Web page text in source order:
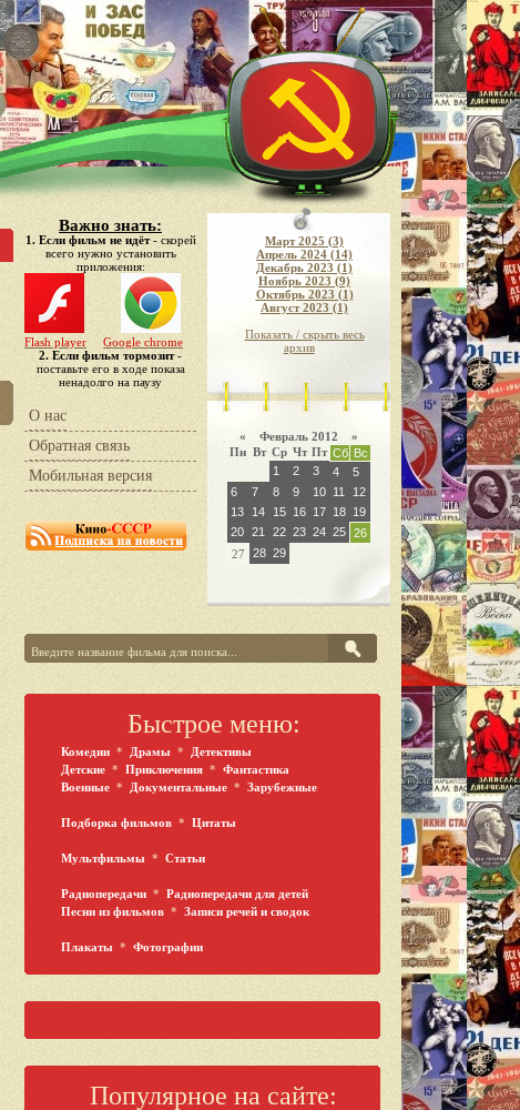
Важно знать:
1. Если фильм не идёт- скорей
всего нужно установить
приложения:
Flash player
Google chrome
2. Если фильм тормозит-
поставьте его в ходе показа
ненадолго на паузу
О нас
Обратная связь
Мобильная версия
Март 2025 (3)
Апрель 2024 (14)
Декабрь 2023 (1)
Ноябрь 2023 (9)
Октябрь 2023 (1)
Август 2023 (1)
Показать / скрыть весь
архив
« Февраль 2012 »
Пн Вт Ср Чт Пт Сб Вс
1
2 3 4
5
6
7 8 9 10 11
12
13
14 15 16 17 18 19
20 21 22 23 24 25 26
27
28 29
Быстрое меню:
Комедии * Драмы *
Детективы
Детские * Приключения * Фантастика
Военные * Документальные * Зарубежные
Подборка фильмов * Цитаты
Мультфильмы * Статьи
Радиопередачи * Радиопередачи для детей
Песни из фильмов * Записи речей и сводок
Плакаты * Фотографии
Популярное на сайте: